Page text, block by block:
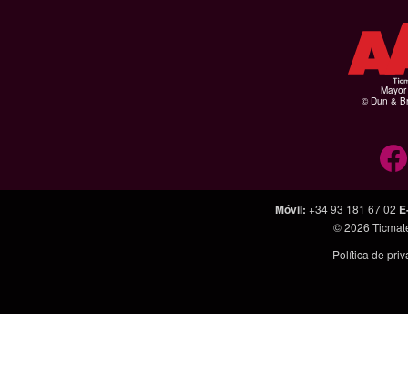
© Dun &
Móvil: +34 93 181 67 02
© 2026
Política de